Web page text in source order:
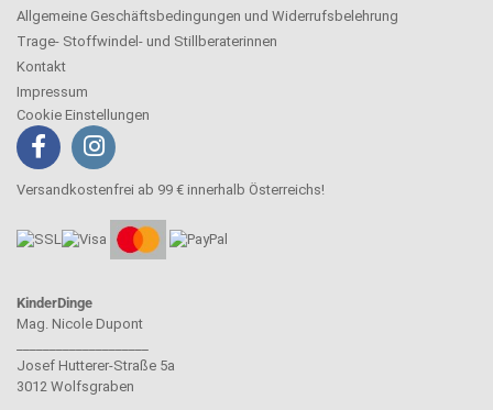
Allgemeine Geschäftsbedingungen und Widerrufsbelehrung
Trage- Stoffwindel- und Stillberaterinnen
Kontakt
Impressum
Cookie Einstellungen
Versandkostenfrei ab 99 € innerhalb Österreichs!
KinderDinge
Mag. Nicole Dupont
Josef Hutterer-Straße 5a
3012 Wolfsgraben